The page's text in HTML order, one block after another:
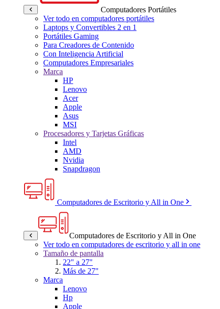
Computadores Portátiles
Ver todo en computadores portátiles
Laptops y Convertibles 2 en 1
Portátiles Gaming
Para Creadores de Contenido
Con Inteligencia Artificial
Computadores Empresariales
Marca
HP
Lenovo
Acer
Apple
Asus
MSI
Procesadores y Tarjetas Gráficas
Intel
AMD
Nvidia
Snapdragon
Computadores de Escritorio y All in One
Computadores de Escritorio y All in One
Ver todo en computadores de escritorio y all in one
Tamaño de pantalla
22" a 27"
Más de 27"
Marca
Lenovo
Hp
Apple